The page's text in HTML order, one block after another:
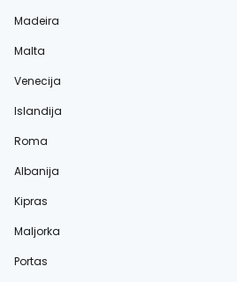
Madeira
Malta
Venecija
Islandija
Roma
Albanija
Kipras
Maljorka
Portas